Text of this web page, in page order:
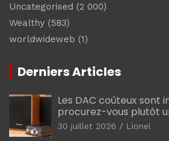
Uncategorised (2 000)
Wealthy (583)
worldwideweb (1)
Derniers Articles
Les DAC coûteux sont
procurez-vous plutôt
30 juillet 2026 Lionel